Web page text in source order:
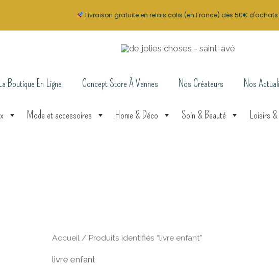
La Boutique En Ligne Concept Store À Vannes Nos Créateurs Nos
Mode et accessoires Home & Déco Soin & Beauté Loisirs
Accueil / Produits identifiés “livre enfant”
livre enfant
Livraison gratuite en relais colis (en France) dès 50€ d'achats.